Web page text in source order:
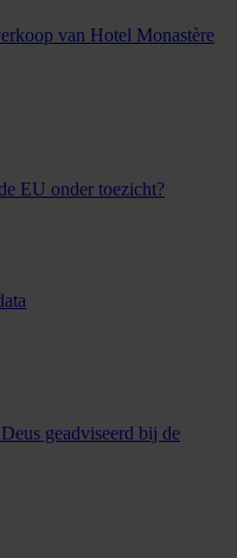
van Hotel Monastère
EU onder toezicht?
geadviseerd bij de